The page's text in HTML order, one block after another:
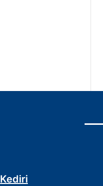
Kediri